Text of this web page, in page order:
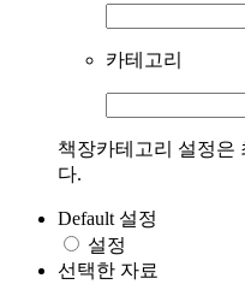
카테고리
책장카테고리 설정은
다.
Default 설정
설정
선택한 자료